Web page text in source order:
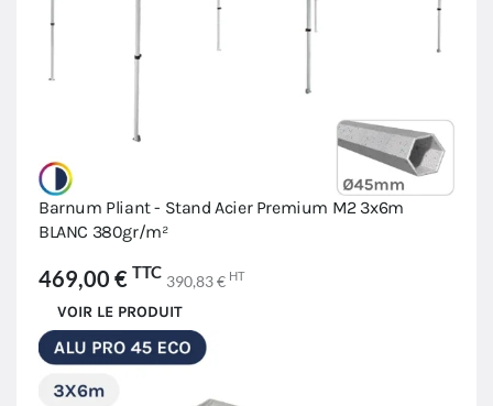
Barnum Pliant - Stand Acier Premium M2 3x6m
BLANC 380gr/m²
469,00 € TTC 390,83 € HT
VOIR LE PRODUIT